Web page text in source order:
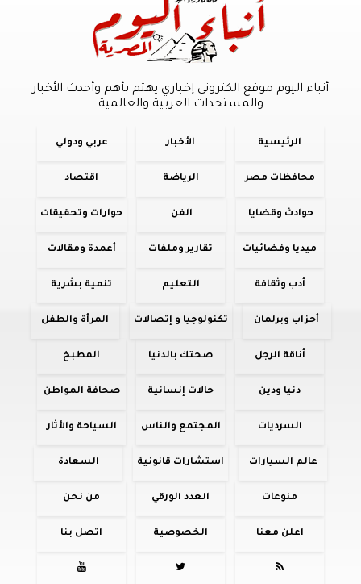
أنباء اليوم موقع الكترونى إخباري يهتم بأهم وأحدث الأخبار
والمستجدات العربية والعالمية
الرئيسية الأخبار عربي ودولي
محافظات مصر الرياضة اقتصاد
حوادث وقضايا الفن حوارات وتحقيقات
ميديا وفضائيات تقارير وملفات أعمدة ومقالات
أدب وثقافة التعليم تنمية بشرية
أحزاب وبرلمان تكنولوجيا و إتصالات المرأة والطفل
أناقة الرجل صحتك بالدنيا المطبخ
دنيا ودين حالات إنسانية صحافة المواطن
السرديات المجتمع والناس السياحة والأثار
عالم السيارات استشارات قانونية السعادة
منوعات العدد الورقي من نحن
اعلن معنا الخصوصية اتصل بنا


